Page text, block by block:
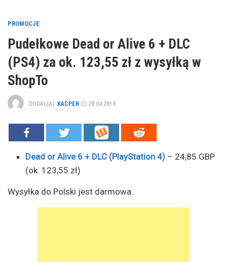
PROMOCJE
Pudełkowe Dead or Alive 6 + DLC
(PS4) za ok. 123,55 zł z wysyłką w
ShopTo
DODAŁ(A): KACPER 28.04.2019
Dead or Alive 6 + DLC (PlayStation 4) – 24,85 GBP
(ok. 123,55 zł)
Wysyłka do Polski jest darmowa.